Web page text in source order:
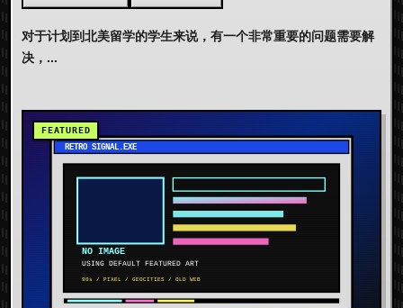
对于计划到北美留学的学生来说，有一个非常重要的问题需要解
决，...